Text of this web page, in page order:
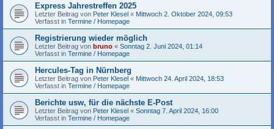
Express Jahrestreffen 2025
Letzter Beitrag von Peter Klesel « Mittwoch 2. Oktober 2024, 09:53
Verfasst in Termine / Homepage
Registrierung wieder möglich
Letzter Beitrag von bruno « Sonntag 2. Juni 2024, 01:14
Verfasst in Termine / Homepage
Hercules-Tag in Nürnberg
Letzter Beitrag von Peter Klesel « Mittwoch 24. April 2024, 18:53
Verfasst in Termine / Homepage
Berichte usw, für die nächste E-Post
Letzter Beitrag von Peter Klesel « Sonntag 7. April 2024, 16:00
Verfasst in Termine / Homepage